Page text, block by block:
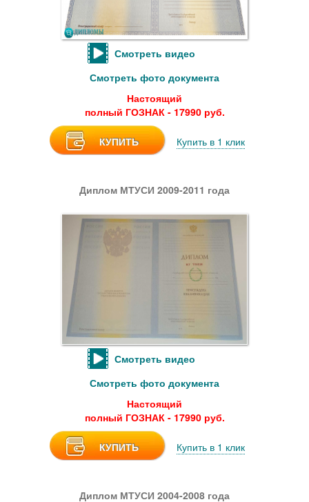
Смотреть видео
Смотреть фото документа
Настоящий
полный ГОЗНАК - 17990 руб.
КУПИТЬ Купить в 1 клик
Диплом МТУСИ 2009-2011 года
Смотреть видео
Смотреть фото документа
Настоящий
полный ГОЗНАК - 17990 руб.
КУПИТЬ Купить в 1 клик
Диплом МТУСИ 2004-2008 года